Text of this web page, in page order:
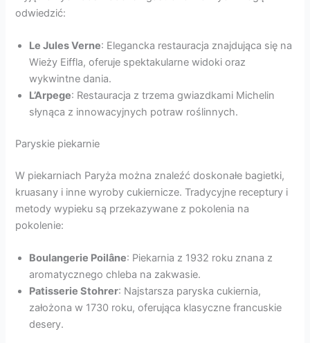
odwiedzić:
Le Jules Verne: Elegancka restauracja znajdująca się na
Wieży Eiffla, oferuje spektakularne widoki oraz
wykwintne dania.
L’Arpege: Restauracja z trzema gwiazdkami Michelin
słynąca z innowacyjnych potraw roślinnych.
Paryskie piekarnie
W piekarniach Paryża można znaleźć doskonałe bagietki,
kruasany i inne wyroby cukiernicze. Tradycyjne receptury i
metody wypieku są przekazywane z pokolenia na
pokolenie:
Boulangerie Poilâne: Piekarnia z 1932 roku znana z
aromatycznego chleba na zakwasie.
Patisserie Stohrer: Najstarsza paryska cukiernia,
założona w 1730 roku, oferująca klasyczne francuskie
desery.